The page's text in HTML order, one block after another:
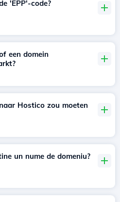
'EPP'-code?
een domein
Hostico zou moeten
un nume de domeniu?